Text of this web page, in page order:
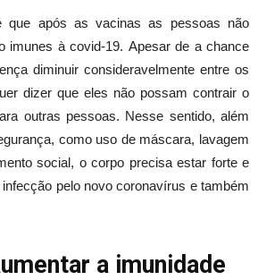
que após as vacinas as pessoas não
imunes à covid-19. Apesar de a chance
diminuir consideravelmente entre os
dizer que eles não possam contrair o
outras pessoas. Nesse sentido, além
como uso de máscara, lavagem
social, o corpo precisa estar forte e
pelo novo coronavírus e também
a imunidade